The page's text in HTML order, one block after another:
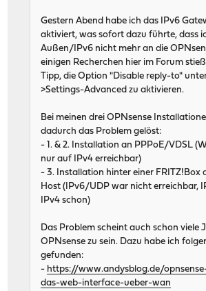
Gestern Abend habe ich das IPv6
aktiviert, was sofort dazu führte, dass
Außen/IPv6 nicht mehr an die
einigen Recherchen hier im Forum
Tipp, die Option "Disable reply-to"
>Settings-Advanced zu aktivieren.
Bei meinen drei OPNsense
dadurch das Problem gelöst:
- 1. & 2. Installation an PPPoE/VDSL
nur auf IPv4 erreichbar)
- 3. Installation hinter einer FRITZ!Box
Host (IPv6/UDP war nicht erreichbar,
IPv4 schon)
Das Problem scheint auch schon viele
OPNsense zu sein. Dazu habe ich
gefunden:
- https://www.andysblog.de/
das-web-interface-ueber-wan